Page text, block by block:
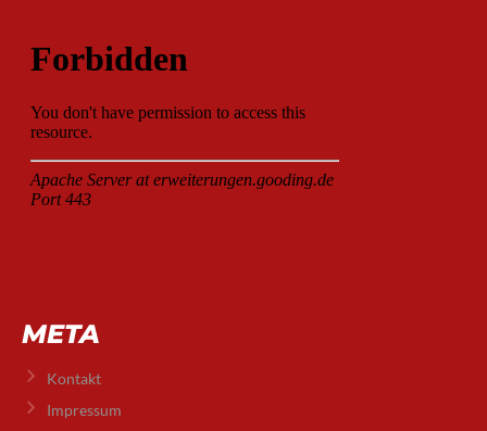
META
Kontakt
Impressum